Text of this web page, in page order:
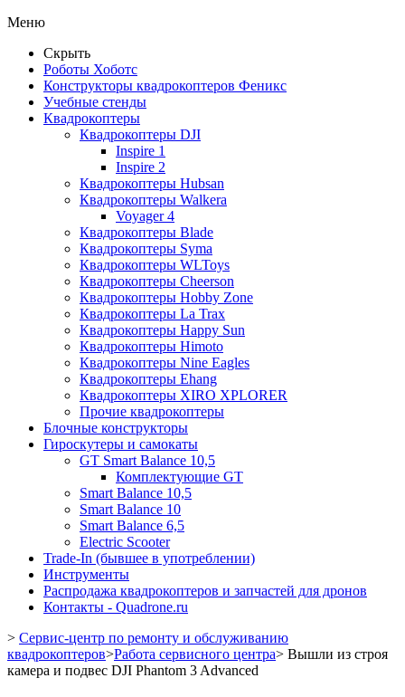
Меню
Скрыть
Роботы Хоботс
Конструкторы квадрокоптеров Феникс
Учебные стенды
Квадрокоптеры
Квадрокоптеры DJI
Inspire 1
Inspire 2
Квадрокоптеры Hubsan
Квадрокоптеры Walkera
Voyager 4
Квадрокоптеры Blade
Квадрокоптеры Syma
Квадрокоптеры WLToys
Квадрокоптеры Cheerson
Квадрокоптеры Hobby Zone
Квадрокоптеры La Trax
Квадрокоптеры Happy Sun
Квадрокоптеры Himoto
Квадрокоптеры Nine Eagles
Квадрокоптеры Ehang
Квадрокоптеры XIRO XPLORER
Прочие квадрокоптеры
Блочные конструкторы
Гироскутеры и самокаты
GT Smart Balance 10,5
Комплектующие GT
Smart Balance 10,5
Smart Balance 10
Smart Balance 6,5
Electric Scooter
Trade-In (бывшее в употреблении)
Инструменты
Распродажа квадрокоптеров и запчастей для дронов
Контакты - Quadrone.ru
> Сервис-центр по ремонту и обслуживанию
квадрокоптеров>Работа сервисного центра> Вышли из строя
камера и подвес DJI Phantom 3 Advanced